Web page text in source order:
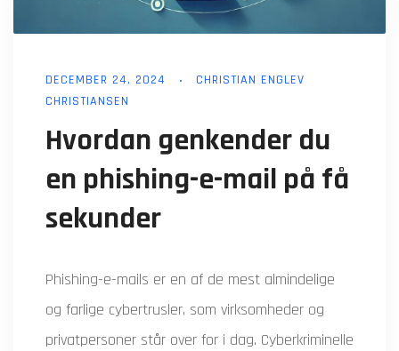
DECEMBER 24, 2024
CHRISTIAN ENGLEV
CHRISTIANSEN
Hvordan genkender du
en phishing-e-mail på få
sekunder
Phishing-e-mails er en af de mest almindelige
og farlige cybertrusler, som virksomheder og
privatpersoner står over for i dag. Cyberkriminelle